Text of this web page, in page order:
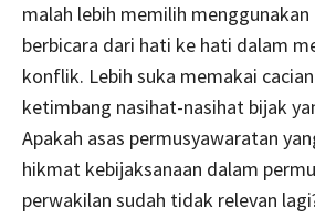
malah lebih memilih
berbicara dari hati ke hati dalam
konflik. Lebih suka memakai
ketimbang nasihat-nasihat bijak
Apakah asas permusyawaratan
hikmat kebijaksanaan dalam
perwakilan sudah tidak relevan